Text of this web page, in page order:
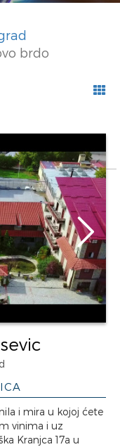
brdo
i mira u kojoj ćete
vinima i uz
Kranjca 17a u